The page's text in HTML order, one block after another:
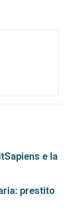
e la
prestito